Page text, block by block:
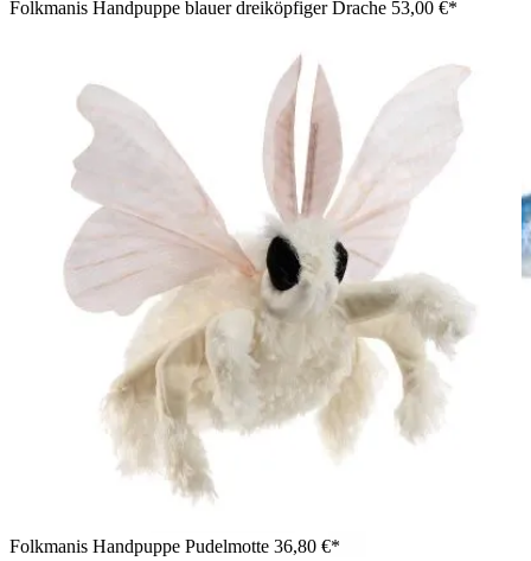
Folkmanis Handpuppe blauer dreiköpfiger Drache 53,00 €*
Folkmanis Handpuppe Pudelmotte 36,80 €*